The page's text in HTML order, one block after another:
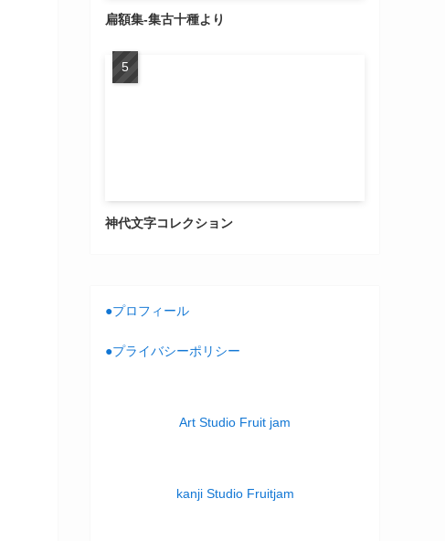
扁額集-集古十種より
神代文字コレクション
●プロフィール
●プライバシーポリシー
Art Studio Fruit jam
kanji Studio Fruitjam